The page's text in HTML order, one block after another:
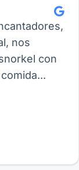
nos
con